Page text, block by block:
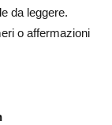
da leggere.
o affermazioni